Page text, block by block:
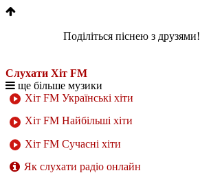
Поділіться піснею з друзями!
Слухати Хіт FM
ще більше музики
Хіт FM Українські хіти
Хіт FM Найбільші хіти
Хіт FM Сучасні хіти
Як слухати радіо онлайн